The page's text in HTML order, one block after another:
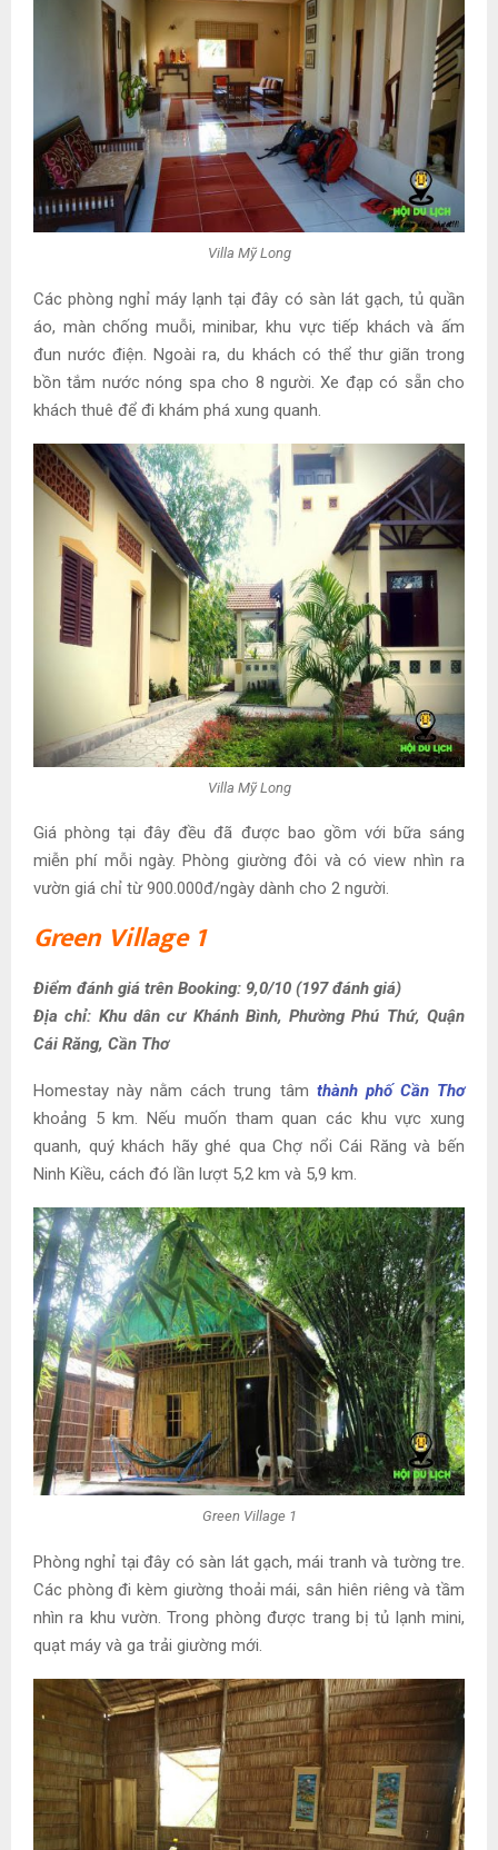
Villa Mỹ Long
Các phòng nghỉ máy lạnh tại đây có sàn lát gạch, tủ quần
áo, màn chống muỗi, minibar, khu vực tiếp khách và ấm
đun nước điện. Ngoài ra, du khách có thể thư giãn trong
bồn tắm nước nóng spa cho 8 người. Xe đạp có sẵn cho
khách thuê để đi khám phá xung quanh.
Villa Mỹ Long
Giá phòng tại đây đều đã được bao gồm với bữa sáng
miễn phí mỗi ngày. Phòng giường đôi và có view nhìn ra
vườn giá chỉ từ 900.000đ/ngày dành cho 2 người.
Green Village 1
Điểm đánh giá trên Booking: 9,0/10 (197 đánh giá)
Địa chỉ: Khu dân cư Khánh Bình, Phường Phú Thứ, Quận
Cái Răng, Cần Thơ
Homestay này nằm cách trung tâm thành phố Cần Thơ
khoảng 5 km. Nếu muốn tham quan các khu vực xung
quanh, quý khách hãy ghé qua Chợ nổi Cái Răng và bến
Ninh Kiều, cách đó lần lượt 5,2 km và 5,9 km.
Green Village 1
Phòng nghỉ tại đây có sàn lát gạch, mái tranh và tường tre.
Các phòng đi kèm giường thoải mái, sân hiên riêng và tầm
nhìn ra khu vườn. Trong phòng được trang bị tủ lạnh mini,
quạt máy và ga trải giường mới.